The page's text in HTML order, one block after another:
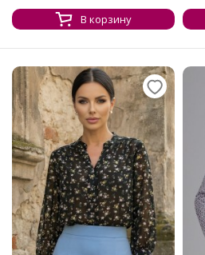
В корзину